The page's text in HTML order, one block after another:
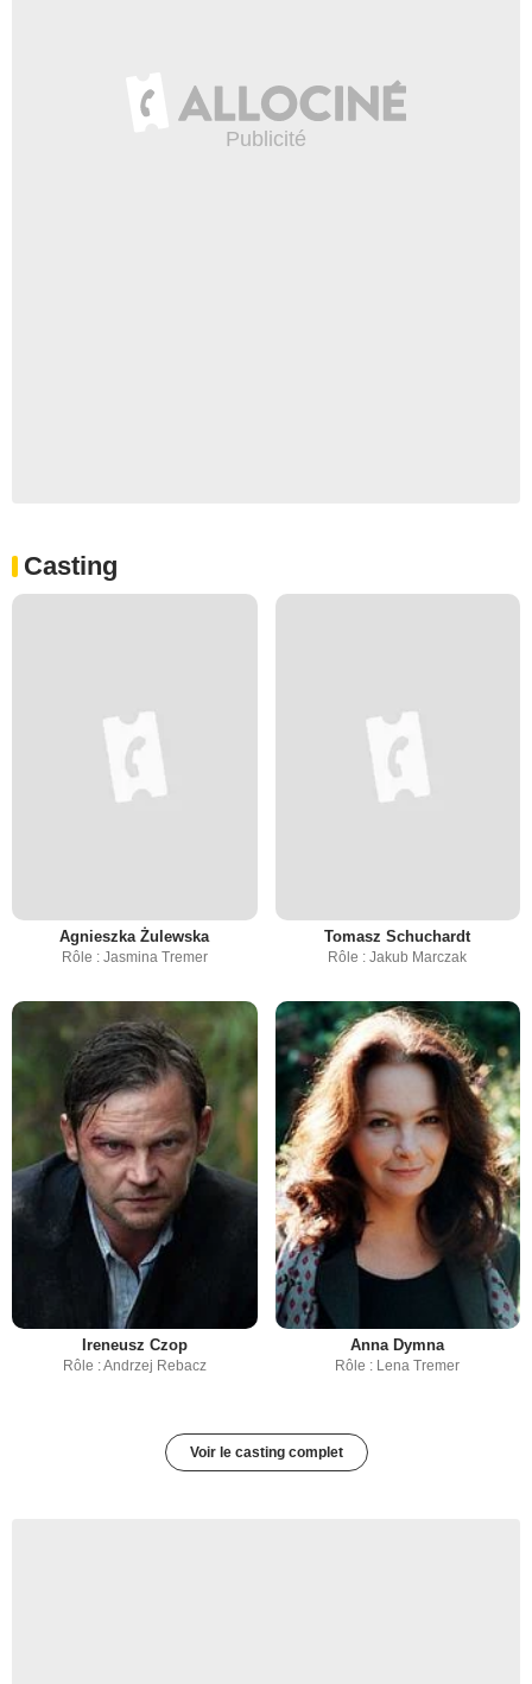
Casting
Agnieszka Żulewska
Rôle : Jasmina Tremer
Tomasz Schuchardt
Rôle : Jakub Marczak
Ireneusz Czop
Rôle : Andrzej Rebacz
Anna Dymna
Rôle : Lena Tremer
Voir le casting complet